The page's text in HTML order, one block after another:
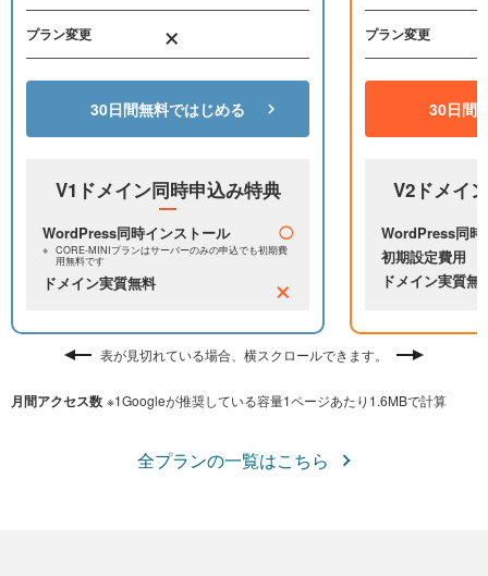
プラン変更 ×
30日間無料ではじめる
V1ドメイン同時申込み特典
WordPress同時インストール ◯
CORE-MINIプランはサーバーのみの申込でも初期費
用無料です
ドメイン実質無料 ×
プラン変更
30日間
V2ドメイ
WordPress同時
初期設定費用
ドメイン実質無
表が見切れている場合、横スクロールできます。
月間アクセス数 ※1Googleが推奨している容量1ページあたり1.6MBで計算
全プランの一覧はこちら